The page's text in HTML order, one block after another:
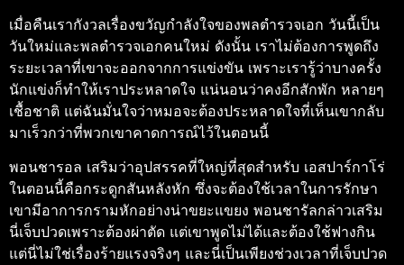
เมื่อคืนเรากังวลเรื่องขวัญกำลังใจของพลตำรวจเอก วันนี้เป็น
วันใหม่และพลตำรวจเอกคนใหม่ ดังนั้น เราไม่ต้องการพูดถึง
ระยะเวลาที่เขาจะออกจากการแข่งขัน เพราะเรารู้ว่าบางครั้ง
นักแข่งก็ทำให้เราประหลาดใจ แน่นอนว่าคงอีกสักพัก หลายๆ
เชื้อชาติ แต่ฉันมั่นใจว่าหมอจะต้องประหลาดใจที่เห็นเขากลับ
มาเร็วกว่าที่พวกเขาคาดการณ์ไว้ในตอนนี้
พอนชารอล เสริมว่าอุปสรรคที่ใหญ่ที่สุดสำหรับ เอสปาร์กาโร่
ในตอนนี้คือกระดูกสันหลังหัก ซึ่งจะต้องใช้เวลาในการรักษา
เขามีอาการกรามหักอย่างน่าขยะแขยง พอนชารัลกล่าวเสริม
นี่เจ็บปวดเพราะต้องผ่าตัด แต่เขาพูดไม่ได้และต้องใช้ฟางกิน
แต่นี่ไม่ใช่เรื่องร้ายแรงจริงๆ และนี่เป็นเพียงช่วงเวลาที่เจ็บปวด